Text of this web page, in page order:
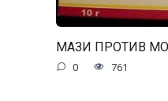
МАЗИ ПРОТИВ
0 761